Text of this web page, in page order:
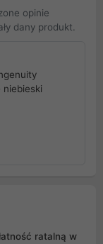
opinie
dany produkt.
niebieski
ratalną w